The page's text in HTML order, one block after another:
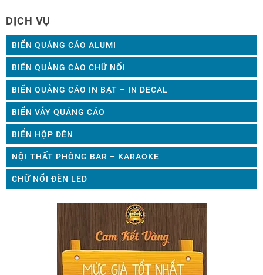
DỊCH VỤ
BIỂN QUẢNG CÁO ALUMI
BIỂN QUẢNG CÁO CHỮ NỔI
BIỂN QUẢNG CÁO IN BẠT – IN DECAL
BIỂN VẪY QUẢNG CÁO
BIỂN HỘP ĐÈN
NỘI THẤT PHÒNG BAR – KARAOKE
CHỮ NỔI ĐÈN LED